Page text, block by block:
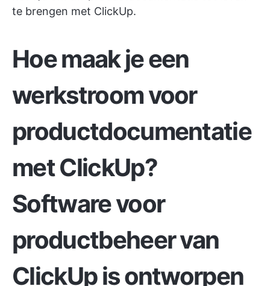
te brengen met ClickUp.
Hoe maak je een
werkstroom voor
productdocumentatie
met ClickUp?
Software voor
productbeheer van
ClickUpis ontworpen